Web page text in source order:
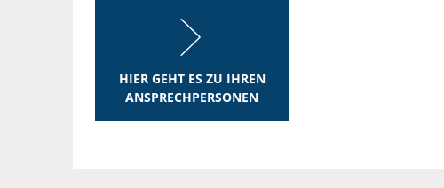
HIER GEHT ES ZU IHREN
ANSPRECHPERSONEN